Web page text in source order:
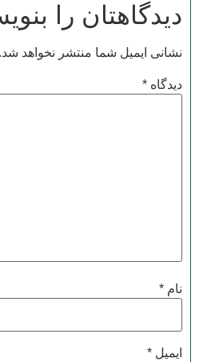
دیدگاهتان را
نشانی ایمیل شما منتشر نخواهد شد.
دیدگاه *
نام *
ایمیل *